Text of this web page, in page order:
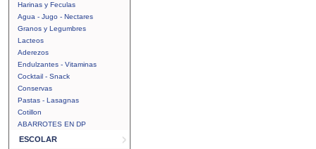
Harinas y Feculas
Agua - Jugo - Nectares
Granos y Legumbres
Lacteos
Aderezos
Endulzantes - Vitaminas
Cocktail - Snack
Conservas
Pastas - Lasagnas
Cotillon
ABARROTES EN DP
ESCOLAR